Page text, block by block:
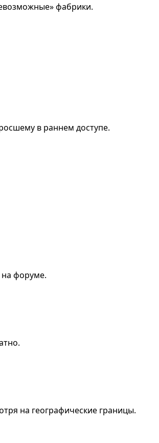
фабрики.
в раннем доступе.
форуме.
на географические границы.